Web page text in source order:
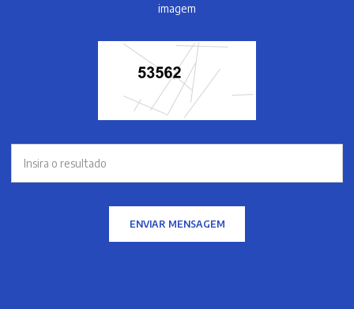
imagem
ENVIAR MENSAGEM